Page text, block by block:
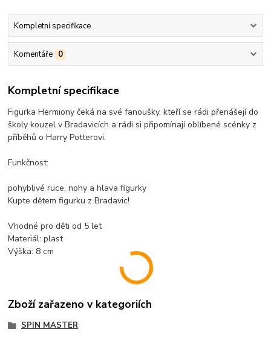
Kompletní specifikace
Komentáře 0
Kompletní specifikace
Figurka Hermiony čeká na své fanoušky, kteří se rádi přenášejí do
školy kouzel v Bradavicích a rádi si připomínají oblíbené scénky z
příběhů o Harry Potterovi.
Funkčnost:
pohyblivé ruce, nohy a hlava figurky
Kupte dětem figurku z Bradavic!
Vhodné pro děti od 5 let
Materiál: plast
Výška: 8 cm
Zboží zařazeno v kategoriích
SPIN MASTER